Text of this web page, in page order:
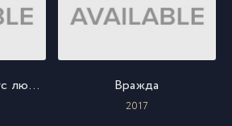
Кисло-сладкий вкус любви Вражда
2017